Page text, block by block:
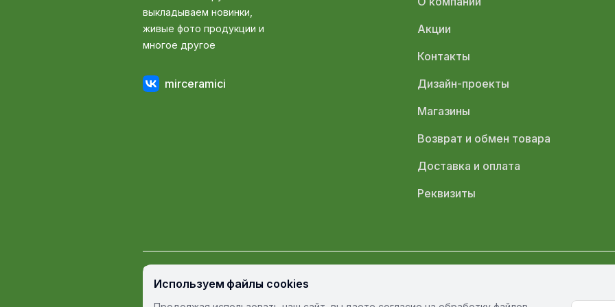
выкладываем новинки,
живые фото продукции и
многое другое
mirceramici
Акции
Контакты
Дизайн-проекты
Магазины
Возврат и обмен товара
Доставка и оплата
Реквизиты
© Мир Керамики, 2009 — 2026
Используем файлы cookies